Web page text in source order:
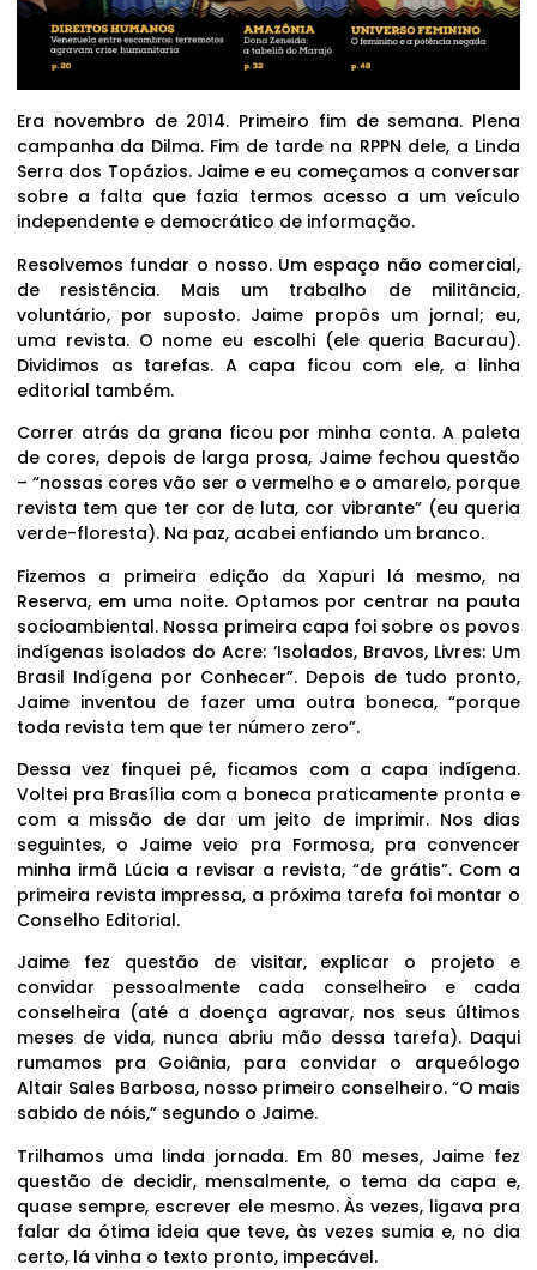
Era novembro de 2014. Primeiro fim de semana. Plena
campanha da Dilma. Fim de tarde na RPPN dele, a Linda
Serra dos Topázios. Jaime e eu começamos a conversar
sobre a falta que fazia termos acesso a um veículo
independente e democrático de informação.
Resolvemos fundar o nosso. Um espaço não comercial,
de resistência. Mais um trabalho de militância,
voluntário, por suposto. Jaime propôs um jornal; eu,
uma revista. O nome eu escolhi (ele queria Bacurau).
Dividimos as tarefas. A capa ficou com ele, a linha
editorial também.
Correr atrás da grana ficou por minha conta. A paleta
de cores, depois de larga prosa, Jaime fechou questão
– “nossas cores vão ser o vermelho e o amarelo, porque
revista tem que ter cor de luta, cor vibrante” (eu queria
verde-floresta). Na paz, acabei enfiando um branco.
Fizemos a primeira edição da Xapuri lá mesmo, na
Reserva, em uma noite. Optamos por centrar na pauta
socioambiental. Nossa primeira capa foi sobre os povos
indígenas isolados do Acre: ‘Isolados, Bravos, Livres: Um
Brasil Indígena por Conhecer”. Depois de tudo pronto,
Jaime inventou de fazer uma outra boneca, “porque
toda revista tem que ter número zero”.
Dessa vez finquei pé, ficamos com a capa indígena.
Voltei pra Brasília com a boneca praticamente pronta e
com a missão de dar um jeito de imprimir. Nos dias
seguintes, o Jaime veio pra Formosa, pra convencer
minha irmã Lúcia a revisar a revista, “de grátis”. Com a
primeira revista impressa, a próxima tarefa foi montar o
Conselho Editorial.
Jaime fez questão de visitar, explicar o projeto e
convidar pessoalmente cada conselheiro e cada
conselheira (até a doença agravar, nos seus últimos
meses de vida, nunca abriu mão dessa tarefa). Daqui
rumamos pra Goiânia, para convidar o arqueólogo
Altair Sales Barbosa, nosso primeiro conselheiro. “O mais
sabido de nóis,” segundo o Jaime.
Trilhamos uma linda jornada. Em 80 meses, Jaime fez
questão de decidir, mensalmente, o tema da capa e,
quase sempre, escrever ele mesmo. Às vezes, ligava pra
falar da ótima ideia que teve, às vezes sumia e, no dia
certo, lá vinha o texto pronto, impecável.